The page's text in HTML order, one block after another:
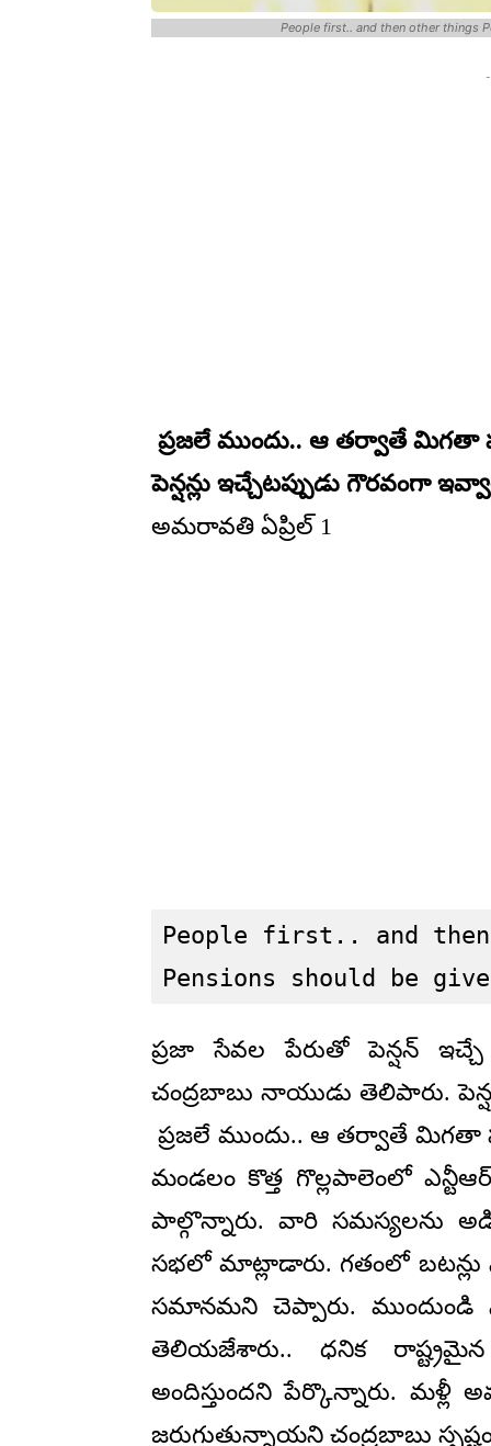
People first.. and then other things
ప్రజలే ముందు.. ఆ తర్వాతే మిగతా
పెన్షన్లు ఇచ్చేటప్పుడు గౌరవంగా
అమరావతి ఏప్రిల్ 1
People first.. and
Pensions should be
ప్రజా సేవల పేరుతో పెన్షన్
చంద్రబాబు నాయుడు తెలిపారు.
ప్రజలే ముందు.. ఆ తర్వాతే మిగతా
మండలం కొత్త గొల్లపాలెంలో
పాల్గొన్నారు. వారి సమస్యలను
సభలో మాట్లాడారు. గతంలో బటన్లు
సమానమని చెప్పారు. ముందుండి
తెలియజేశారు.. ధనిక
అందిస్తుందని పేర్కొన్నారు.
జరుగుతున్నాయని చంద్రబాబు